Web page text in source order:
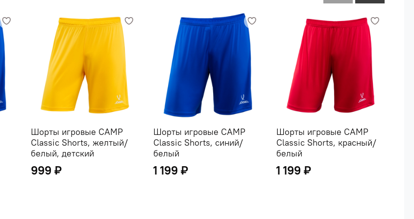
Шорты игровые CAMP
Classic Shorts, желтый/
белый, детский
999 ₽
Шорты игровые CAMP
Classic Shorts, синий/
белый
1 199 ₽
Шорты игровые CAMP
Classic Shorts, красный/
белый
1 199 ₽